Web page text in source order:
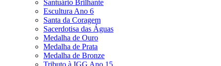
Santuário Brilhante
Escultura Ano 6
Santa da Coragem
Sacerdotisa das Águas
Medalha de Ouro
Medalha de Prata
Medalha de Bronze